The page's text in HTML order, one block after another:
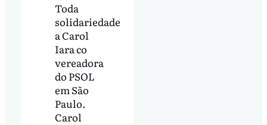
Toda
solidariedade
a Carol
Iara co
vereadora
do PSOL
em São
Paulo.
Carol